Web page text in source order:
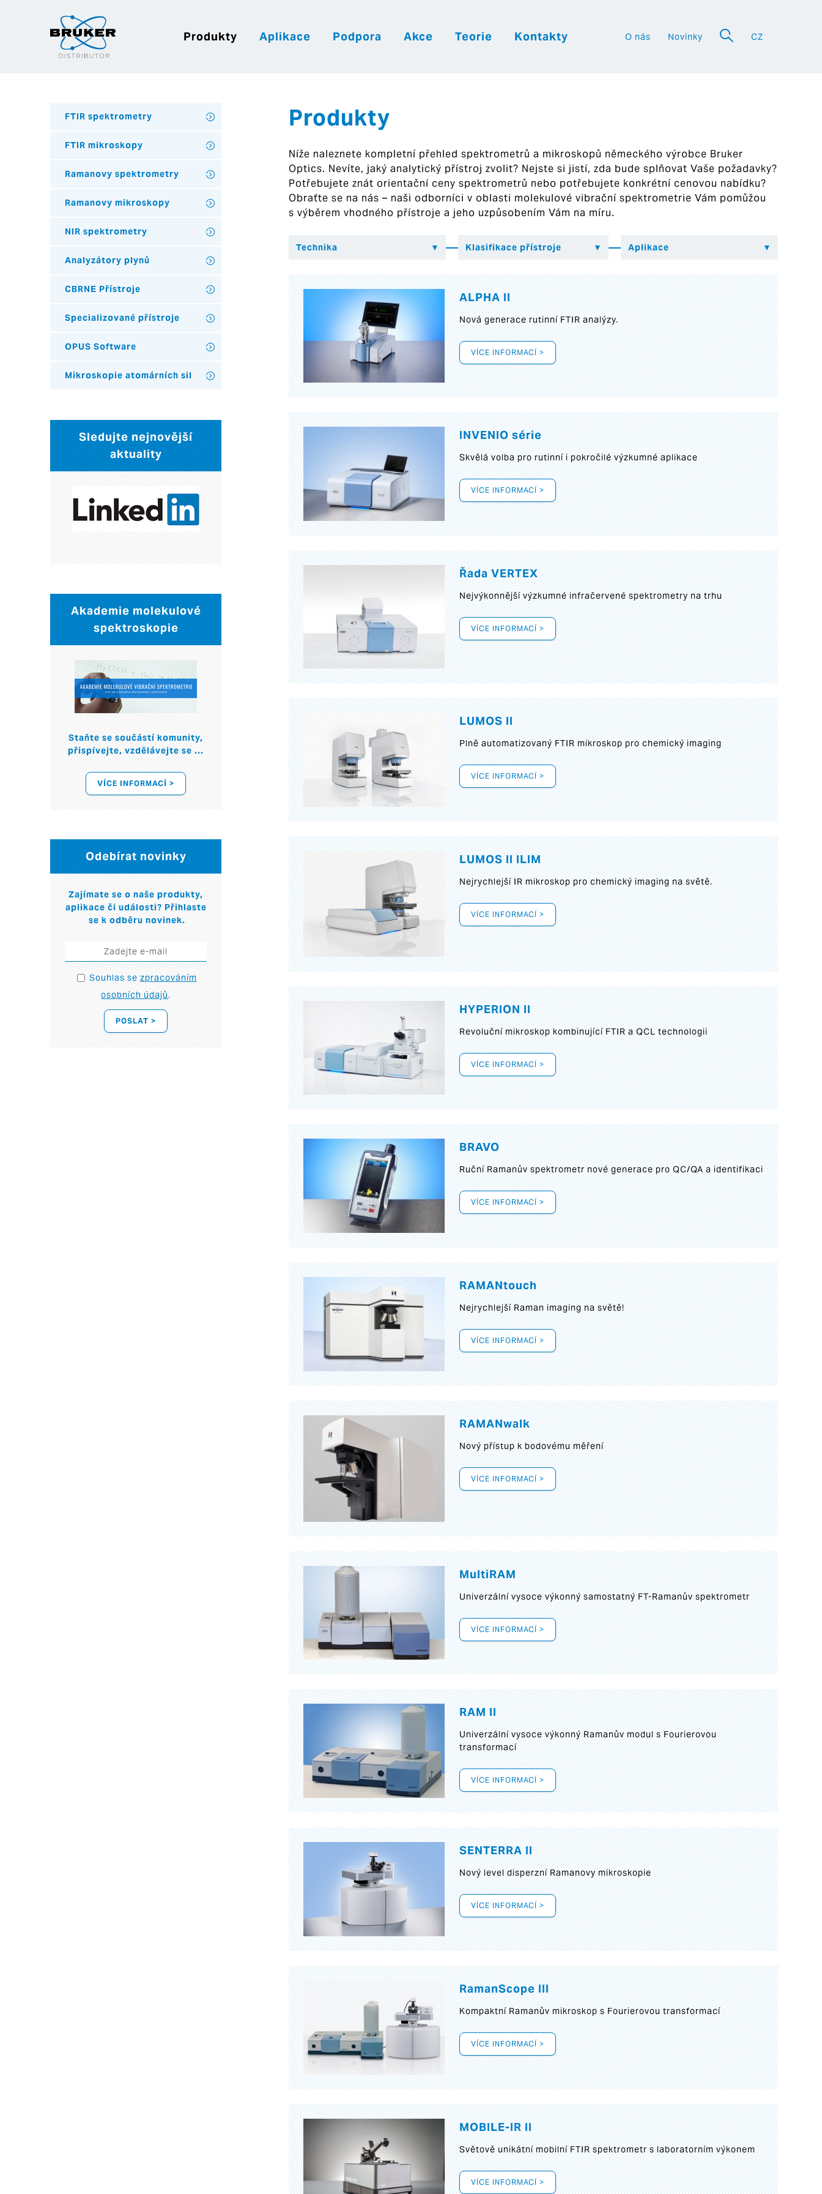
Produkty Aplikace Podpora Akce Teorie Kontakty O nás Novinky CZ
Produkty
Níže naleznete kompletní přehled spektrometrů a mikroskopů německého výrobce Bruker
Optics. Nevíte, jaký analytický přístroj zvolit? Nejste si jistí, zda bude splňovat Vaše požadavky?
Potřebujete znát orientační ceny spektrometrů nebo potřebujete konkrétní cenovou nabídku?
Obraťte se na nás – naši odborníci v oblasti molekulové vibrační spektrometrie Vám pomůžou
s výběrem vhodného přístroje a jeho uzpůsobením Vám na míru.
ALPHA II
Nová generace rutinní FTIR analýzy.
VÍCE INFORMACÍ >
INVENIO série
Skvělá volba pro rutinní i pokročilé výzkumné aplikace
VÍCE INFORMACÍ >
Řada VERTEX
Nejvýkonnější výzkumné infračervené spektrometry na trhu
VÍCE INFORMACÍ >
LUMOS II
Plně automatizovaný FTIR mikroskop pro chemický imaging
VÍCE INFORMACÍ >
LUMOS II ILIM
Nejrychlejší IR mikroskop pro chemický imaging na světě.
VÍCE INFORMACÍ >
HYPERION II
Revoluční mikroskop kombinující FTIR a QCL technologii
VÍCE INFORMACÍ >
BRAVO
Ruční Ramanův spektrometr nové generace pro QC/QA a identifikaci
VÍCE INFORMACÍ >
RAMANtouch
Nejrychlejší Raman imaging na světě!
VÍCE INFORMACÍ >
RAMANwalk
Nový přístup k bodovému měření
VÍCE INFORMACÍ >
MultiRAM
Univerzální vysoce výkonný samostatný FT-Ramanův spektrometr
VÍCE INFORMACÍ >
RAM II
Univerzální vysoce výkonný Ramanův modul s Fourierovou
transformací
VÍCE INFORMACÍ >
SENTERRA II
Nový level disperzní Ramanovy mikroskopie
VÍCE INFORMACÍ >
RamanScope III
Kompaktní Ramanův mikroskop s Fourierovou transformací
VÍCE INFORMACÍ >
MOBILE-IR II
Světově unikátní mobilní FTIR spektrometr s laboratorním výkonem
VÍCE INFORMACÍ >
FTIR spektrometry
FTIR mikroskopy
Ramanovy spektrometry
Ramanovy mikroskopy
NIR spektrometry
Analyzátory plynů
CBRNE Přístroje
Specializované přístroje
OPUS Software
Mikroskopie atomárních sil
Sledujte nejnovější
aktuality
Akademie molekulové
spektroskopie
Staňte se součástí komunity,
přispívejte, vzdělávejte se ...
VÍCE INFORMACÍ >
Odebírat novinky
Zajímate se o naše produkty,
aplikace či události? Přihlaste
se k odběru novinek.
Souhlas sezpracováním
osobních údajů.
POSLAT >